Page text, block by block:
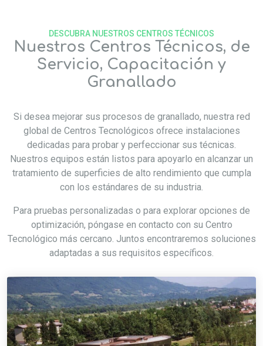
Nuestros Centros Técnicos, de
Servicio, Capacitación y
Granallado
DESCUBRA NUESTROS CENTROS TÉCNICOS
Si desea mejorar sus procesos de granallado, nuestra red
global de Centros Tecnológicos ofrece instalaciones
dedicadas para probar y perfeccionar sus técnicas.
Nuestros equipos están listos para apoyarlo en alcanzar un
tratamiento de superficies de alto rendimiento que cumpla
con los estándares de su industria.
Para pruebas personalizadas o para explorar opciones de
optimización, póngase en contacto con su Centro
Tecnológico más cercano. Juntos encontraremos soluciones
adaptadas a sus requisitos específicos.